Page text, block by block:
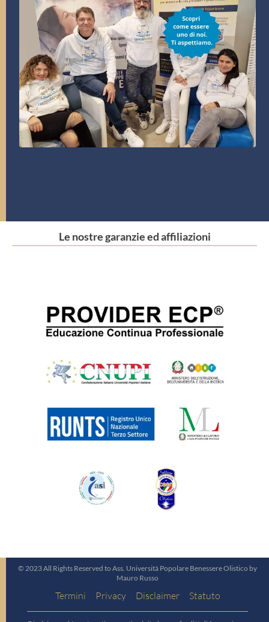
Le nostre garanzie ed affiliazioni
© 2023 All Rights Reserved to Ass. Università Popolare Benessere Olistico by
Mauro Russo
Termini Privacy Disclaimer Statuto